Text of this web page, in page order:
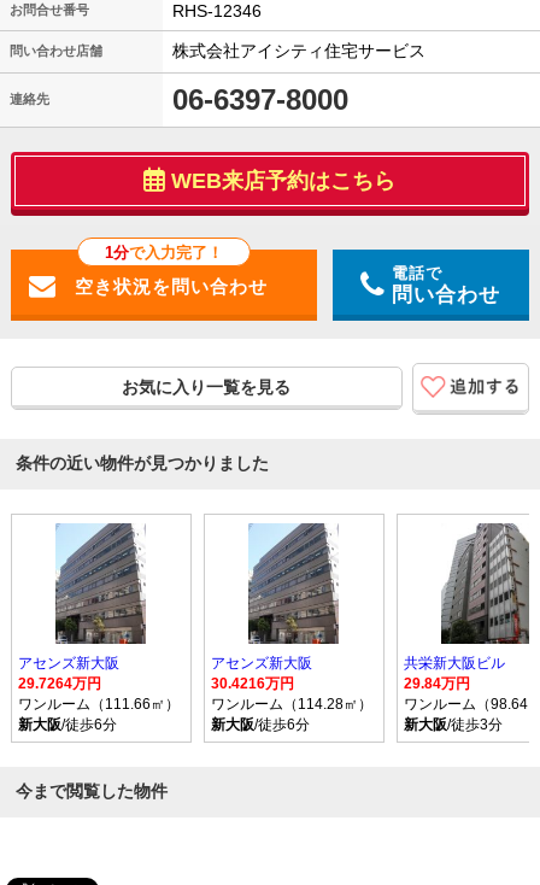
お問合せ番号 RHS-12346
問い合わせ店舗 株式会社アイシティ住宅サービス
連絡先 06-6397-8000
WEB来店予約はこちら
1分で入力完了！
電話で
問い合わせ
お気に入り一覧を見る
条件の近い物件が見つかりました
アセンズ新大阪
29.7264万円
ワンルーム（111.66㎡）
新大阪/徒歩6分
アセンズ新大阪
30.4216万円
ワンルーム（114.28㎡）
新大阪/徒歩6分
共栄新大阪ビル
29.84万円
ワンルーム（98.64
新大阪/徒歩3分
今まで閲覧した物件